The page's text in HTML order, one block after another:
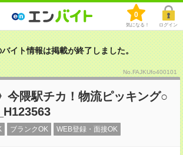
0
気になる！ ログイン
イト情報は掲載が終了しました。
No.FAJKUfo400101
今隈駅チカ！物流ピッキング○
ブランクOK WEB登録・面接OK